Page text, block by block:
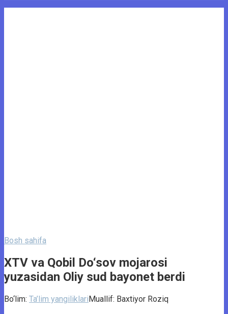
Bosh sahifa
XTV va Qobil Do‘sov mojarosi
yuzasidan Oliy sud bayonet berdi
Bo‘lim: Ta’lim yangiliklariMuallif: Baxtiyor Roziq